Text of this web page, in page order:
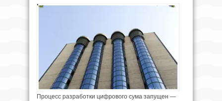
Процесс разработки цифрового сума запущен —